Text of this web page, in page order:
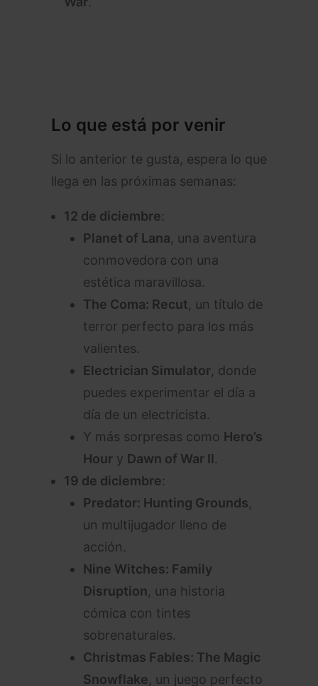
Lo que está por venir
Si lo anterior te gusta, espera lo que
llega en las próximas semanas:
12 de diciembre:
Planet of Lana, una aventura
conmovedora con una
estética maravillosa.
The Coma: Recut, un título de
terror perfecto para los más
valientes.
Electrician Simulator, donde
puedes experimentar el día a
día de un electricista.
Y más sorpresas como Hero’s
Hour y Dawn of War II.
19 de diciembre:
Predator: Hunting Grounds,
un multijugador lleno de
acción.
Nine Witches: Family
Disruption, una historia
cómica con tintes
sobrenaturales.
Christmas Fables: The Magic
Snowflake, un juego perfecto